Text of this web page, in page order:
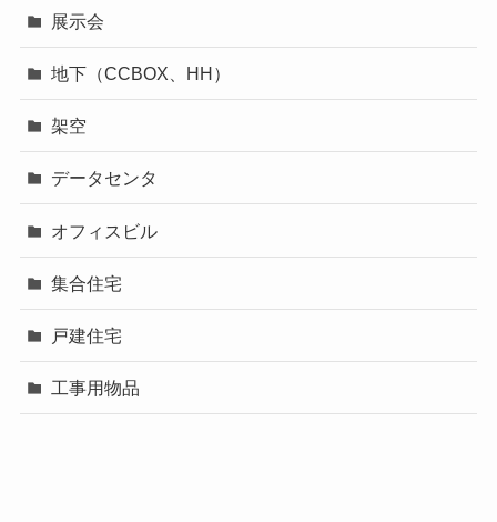
展示会
地下（CCBOX、HH）
架空
データセンタ
オフィスビル
集合住宅
戸建住宅
工事用物品